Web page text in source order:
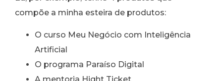
compõe a minha esteira de produtos:
O curso Meu Negócio com Inteligência
Artificial
O programa Paraíso Digital